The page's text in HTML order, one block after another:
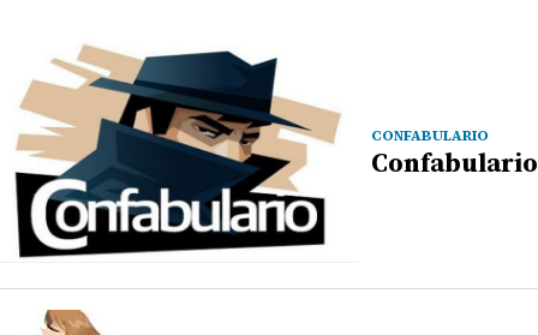
CONFABULARIO
Confabulario